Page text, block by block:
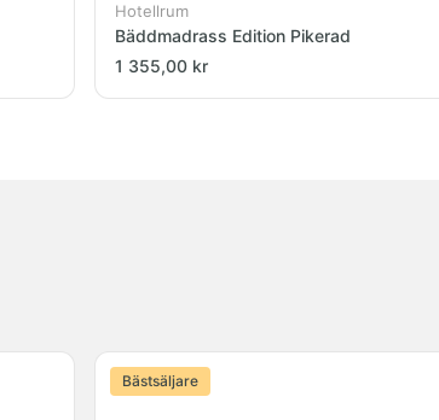
Hotellrum
Bäddmadrass Edition Pikerad
1 355,00 kr
Bästsäljare